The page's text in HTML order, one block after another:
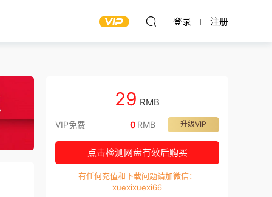
登录 注册
29 RMB
VIP免费 升级VIP
0 RMB
点击检测网盘有效后购买
有任何充值和下载问题请加微信：
xuexixuexi66